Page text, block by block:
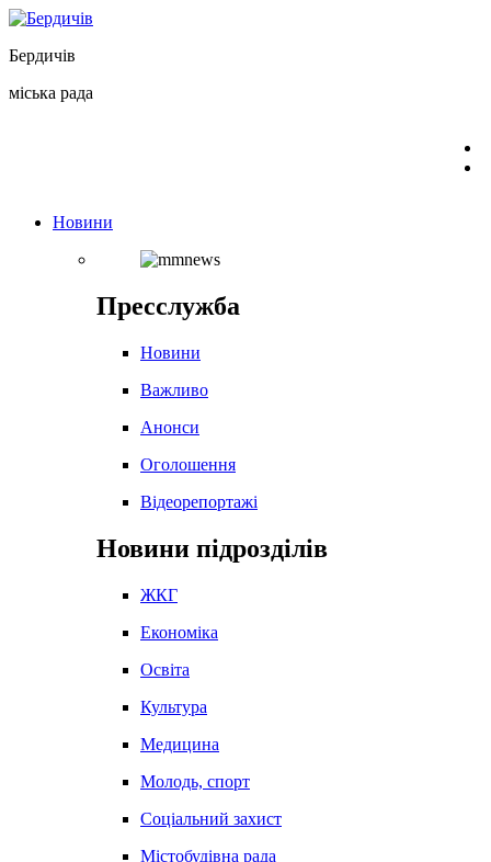
Перейти
вмісту
Бердичів
міська рада
Новини
Пресслужба
Новини
Важливо
Анонси
Оголошення
Відеорепортажі
Новини підрозділів
ЖКГ
Економіка
Освіта
Культура
Медицина
Молодь, спорт
Соціальний захист
Містобудівна рада